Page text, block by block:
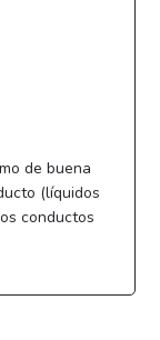
de buena
(líquidos
conductos